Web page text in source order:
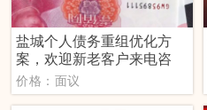
盐城个人债务重组优化方
案，欢迎新老客户来电咨
价格：面议